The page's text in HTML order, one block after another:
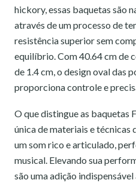
hickory, essas baquetas são
através de um processo de
resistência superior sem
equilíbrio. Com 40.64 cm de
de 1.4 cm, o design oval das
proporciona controle e
O que distingue as baquetas
única de materiais e técnicas
um som rico e articulado,
musical. Elevando sua
são uma adição